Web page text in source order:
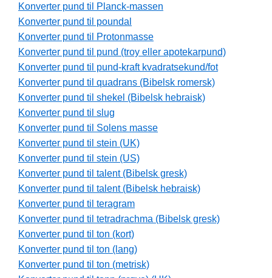
Konverter pund til Planck-massen
Konverter pund til poundal
Konverter pund til Protonmasse
Konverter pund til pund (troy eller apotekarpund)
Konverter pund til pund-kraft kvadratsekund/fot
Konverter pund til quadrans (Bibelsk romersk)
Konverter pund til shekel (Bibelsk hebraisk)
Konverter pund til slug
Konverter pund til Solens masse
Konverter pund til stein (UK)
Konverter pund til stein (US)
Konverter pund til talent (Bibelsk gresk)
Konverter pund til talent (Bibelsk hebraisk)
Konverter pund til teragram
Konverter pund til tetradrachma (Bibelsk gresk)
Konverter pund til ton (kort)
Konverter pund til ton (lang)
Konverter pund til ton (metrisk)